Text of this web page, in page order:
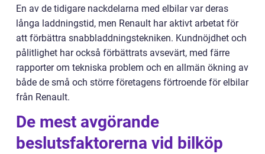
En av de tidigare nackdelarna med elbilar var deras
långa laddningstid, men Renault har aktivt arbetat för
att förbättra snabbladdningstekniken. Kundnöjdhet och
pålitlighet har också förbättrats avsevärt, med färre
rapporter om tekniska problem och en allmän ökning av
både de små och större företagens förtroende för elbilar
från Renault.
De mest avgörande
beslutsfaktorerna vid bilköp